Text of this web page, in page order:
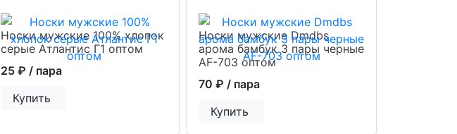
Носки мужские 100% хлопок
серые Атлантис Г1 оптом
25 ₽ / пара
Купить
Носки мужские Dmdbs
арома бамбук 3 пары черные
AF-703 оптом
70 ₽ / пара
Купить